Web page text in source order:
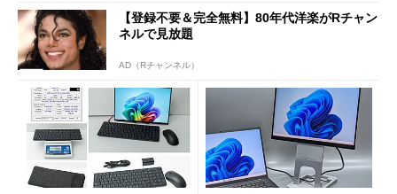
【登録不要＆完全無料】80年代洋楽がRチャン
ネルで見放題
AD（Rチャンネル）